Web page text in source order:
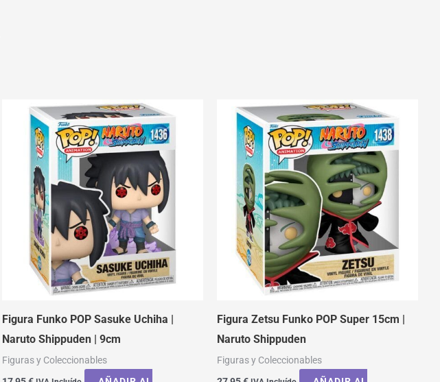
Figura Funko POP Sasuke Uchiha |
Naruto Shippuden | 9cm
Figuras y Coleccionables
Figura Zetsu Funko POP Super 15cm |
Naruto Shippuden
Figuras y Coleccionables